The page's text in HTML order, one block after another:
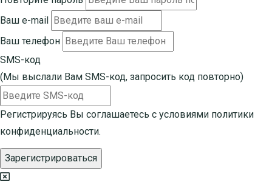
Ваш e-mail
Ваш телефон
SMS-код
(Мы выслали Вам SMS-код, запросить код повторно)
Регистрируясь Вы соглашаетесь с условиями политики
конфиденциальности.
Зарегистрироваться